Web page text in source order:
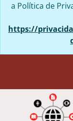
a Política de
https://